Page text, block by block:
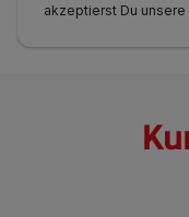
akzeptierst Du unsere